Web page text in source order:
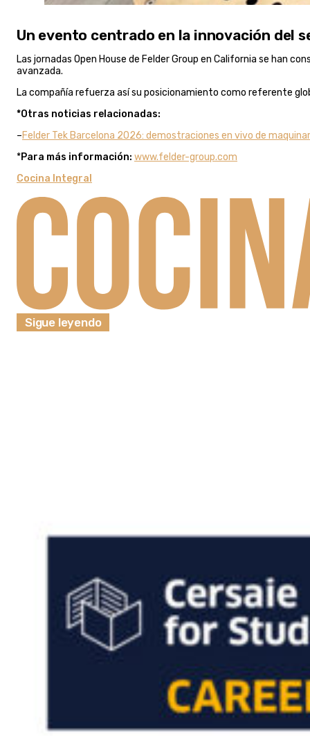
Un evento centrado en la innovación del
Las jornadas Open House de Felder Group en California se han
avanzada.
La compañía refuerza así su posicionamiento como referente
*Otras noticias relacionadas:
–Felder Tek Barcelona 2026: demostraciones en vivo de
*Para más información: www.felder-group.com
Cocina Integral
Sigue leyendo